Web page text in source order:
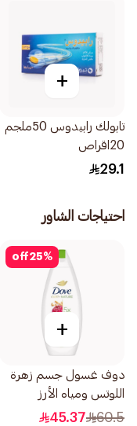
+
تابولك رابيدوس 50ملجم
20اقراص
29.1
احتياجات الشاور
25%
off
+
دوف غسول جسم زهرة
اللوتس ومياه الأرز
500مل
60.5
45.37